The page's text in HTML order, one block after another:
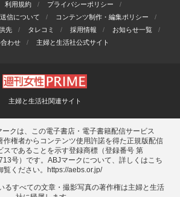
利用規約
プライバシーポリシー
信について
コンテンツ制作・編集ポリシー
先 タレコミ 採用情報
お知らせ一覧
わせ
主婦と生活社公式サイト
主婦と生活社関連サイト
ークは、この電子書店・電子書籍配信サービス
作権者からコンテンツ使用許諾を得た正規版配信
スであることを示す登録商標（登録番号 第
号）です。ABJマークについて、詳しくはこち
覧ください。
https://aebs.or.jp/
るすべての⽂章・撮影写真の著作権は主婦と⽣活